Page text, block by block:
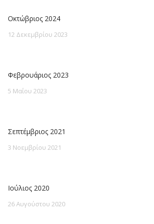
Οκτώβριος 2024
12 Δεκεμβρίου 2023
Φεβρουάριος 2023
5 Μαΐου 2023
Σεπτέμβριος 2021
3 Νοεμβρίου 2021
Ιούλιος 2020
26 Αυγούστου 2020